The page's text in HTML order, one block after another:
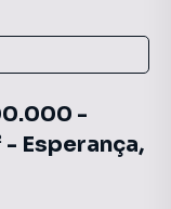
-
- Esperança,